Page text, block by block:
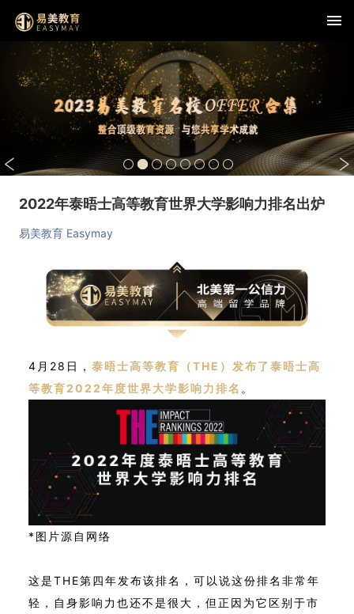
2022年泰晤士高等教育世界大学影响力排名出炉
易美教育 Easymay
4月28日， 泰晤士高等教育（THE）发布了泰晤士高
等教育2022年度世界大学影响力排名 。
*图片源自网络
这是THE第四年发布该排名，可以说这份排名非常年
轻，自身影响力也还不是很大，但正因为它区别于市